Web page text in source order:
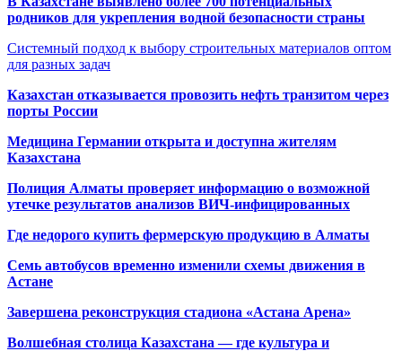
родников для укрепления водной безопасности страны
Системный подход к выбору строительных материалов оптом
для разных задач
Казахстан отказывается провозить нефть транзитом через
порты России
Медицина Германии открыта и доступна жителям
Казахстана
Полиция Алматы проверяет информацию о возможной
утечке результатов анализов ВИЧ-инфицированных
Где недорого купить фермерскую продукцию в Алматы
Семь автобусов временно изменили схемы движения в
Астане
Завершена реконструкция стадиона «Астана Арена»
Волшебная столица Казахстана — где культура и